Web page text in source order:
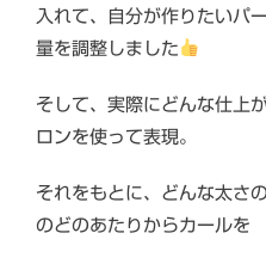
入れて、自分が作りたいパ
量を調整しました
そして、実際にどんな仕上
ロンを使って表現。
それをもとに、どんな太さ
のどのあたりからカールを